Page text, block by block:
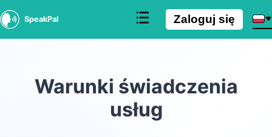
SpeakPal Zaloguj się
Warunki świadczenia
usług